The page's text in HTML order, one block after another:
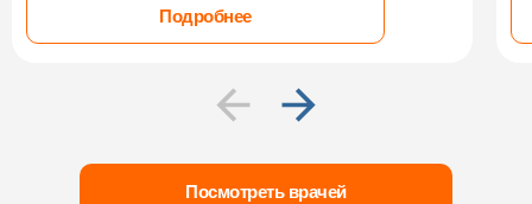
Подробнее
Посмотреть врачей